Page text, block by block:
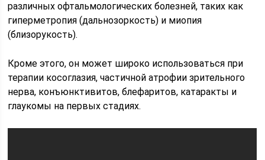
различных офтальмологических болезней, таких как
гиперметропия (дальнозоркость) и миопия
(близорукость).
Кроме этого, он может широко использоваться при
терапии косоглазия, частичной атрофии зрительного
нерва, конъюнктивитов, блефаритов, катаракты и
глаукомы на первых стадиях.